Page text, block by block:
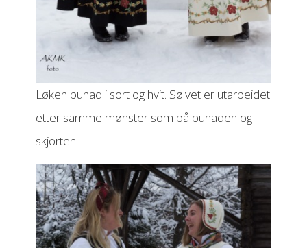
Løken bunad i sort og hvit. Sølvet er utarbeidet
etter samme mønster som på bunaden og
skjorten.